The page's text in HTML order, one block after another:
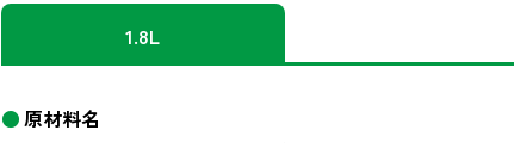
1.8L
原材料名